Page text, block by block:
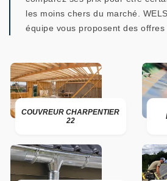
les moins chers du marché.
équipe vous proposent des offres
COUVREUR CHARPENTIER
22